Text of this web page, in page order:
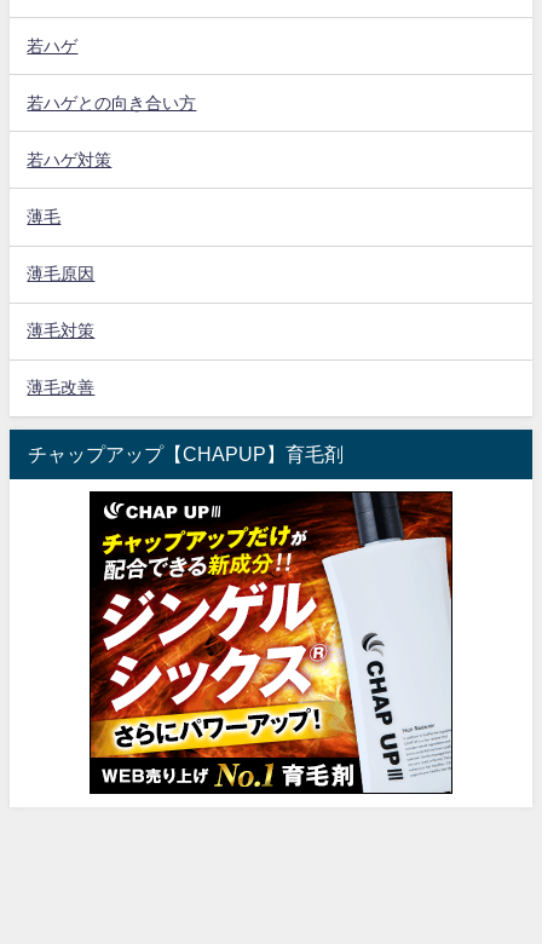
若ハゲ
若ハゲとの向き合い方
若ハゲ対策
薄毛
薄毛原因
薄毛対策
薄毛改善
チャップアップ【CHAPUP】育毛剤